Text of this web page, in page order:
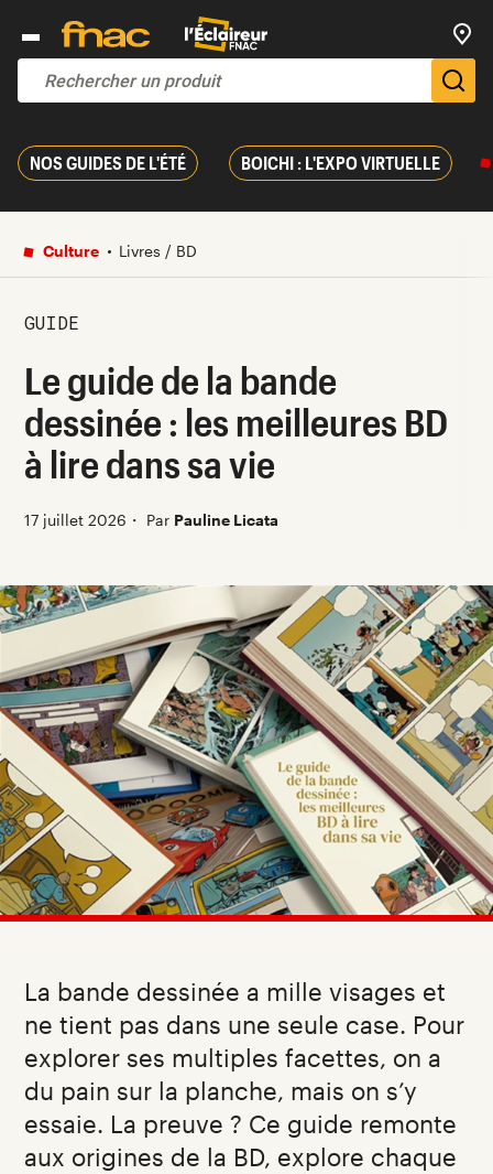
NOS GUIDES DE L'ÉTÉ BOICHI : L'EXPO VIRTUELLE
Culture Livres / BD
GUIDE
Le guide de la bande
dessinée : les meilleures BD
à lire dans sa vie
17 juillet 2026 ・ Par Pauline Licata
La bande dessinée a mille visages et
ne tient pas dans une seule case. Pour
explorer ses multiples facettes, on a
du pain sur la planche, mais on s’y
essaie. La preuve ? Ce guide remonte
aux origines de la BD, explore chaque